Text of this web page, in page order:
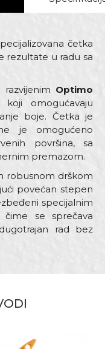
četka
rezultate u radu sa
Optimo
omogućavaju
boje. Četka je
je omogućeno
površina, sa
premazom.
robusnom drškom
povećan stepen
specijalnim
se sprečava
rad bez